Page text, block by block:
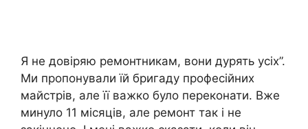
Я не довіряю ремонтникам, вони дурять усіх”.
Ми пропонували їй бригаду професійних
майстрів, але її важко було переконати. Вже
минуло 11 місяців, але ремонт так і не